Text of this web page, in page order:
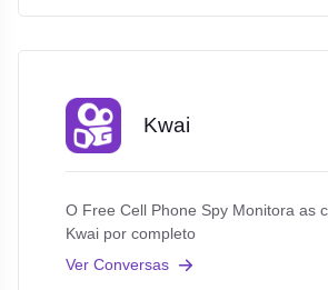
Kwai
O Free Cell Phone Spy Monitora as
Kwai por completo
Ver Conversas